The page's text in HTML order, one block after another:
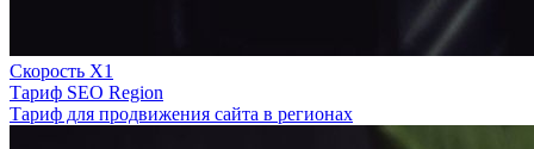
Скорость Х1
Тариф SEO Region
Тариф для продвижения сайта в регионах